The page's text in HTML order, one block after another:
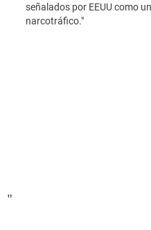
señalados por EEUU como
narcotráfico."
"